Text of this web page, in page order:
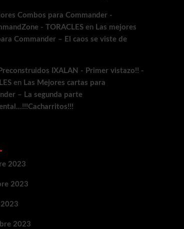
Combos para Commander -
- TORACLESen Las mejores
Commander – El caos se viste de
IXALAN - Primer vistazo!! -
en Las Mejores cartas para
– La segunda parte
2023
2023
2023